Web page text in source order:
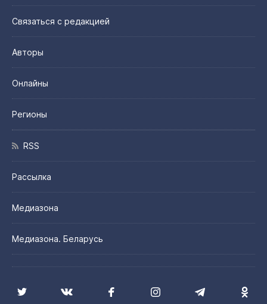
Связаться с редакцией
Авторы
Онлайны
Регионы
RSS
Рассылка
Медиазона
Медиазона. Беларусь